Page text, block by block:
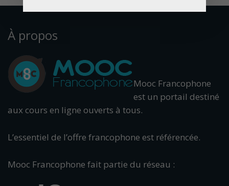
À propos
Mooc Francophone
est un portail destiné
aux cours en ligne ouverts à tous.
L’essentiel de l’offre francophone est référencée.
Mooc Francophone fait partie du réseau :